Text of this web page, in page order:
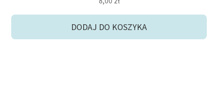
DODAJ DO KOSZYKA